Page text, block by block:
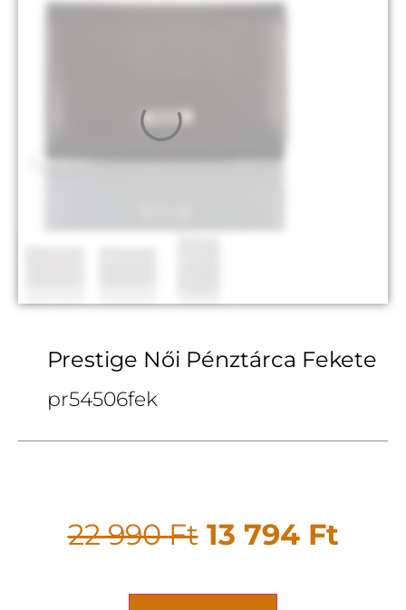
Prestige Női Pénztárca Fekete
pr54506fek
22 990Ft 13 794 Ft